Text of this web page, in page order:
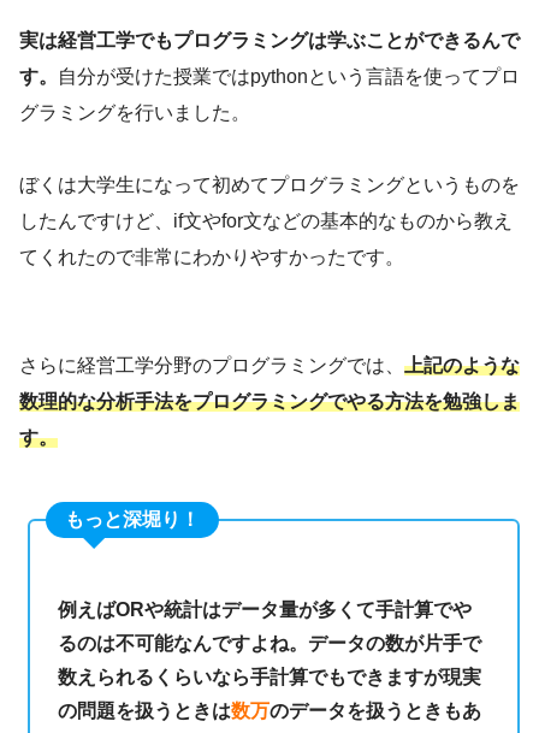
実は経営工学でもプログラミングは学ぶことができるんで
す。
自分が受けた授業ではpythonという言語を使ってプロ
グラミングを行いました。
ぼくは大学生になって初めてプログラミングというものを
したんですけど、if文やfor文などの基本的なものから教え
てくれたので非常にわかりやすかったです。
さらに経営工学分野のプログラミングでは、 上記のような
数理的な分析手法をプログラミングでやる方法を勉強しま
す。
もっと深堀り！
例えばORや統計はデータ量が多くて手計算でや
るのは不可能なんですよね。データの数が片手で
数えられるくらいなら手計算でもできますが現実
の問題を扱うときは数万のデータを扱うときもあ